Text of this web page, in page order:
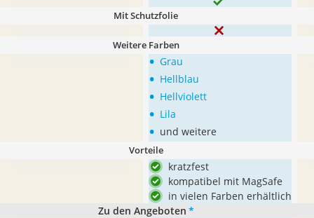
Mit Schutzfolie
Weitere Farben
• Grau
• Hellblau
• Hellviolett
• Lila
• und weitere
Vorteile
kratzfest
kompatibel mit MagSafe
in vielen Farben erhältlich
Zu den Angeboten *